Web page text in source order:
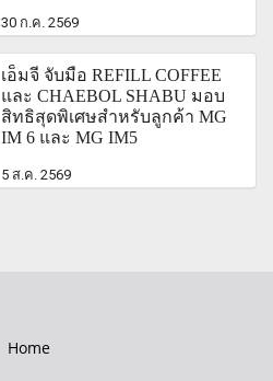
30 ก.ค. 2569
เอ็มจี จับมือ REFILL COFFEE
และ CHAEBOL SHABU มอบ
สิทธิสุดพิเศษสำหรับลูกค้า MG
IM 6 และ MG IM5
5 ส.ค. 2569
Home